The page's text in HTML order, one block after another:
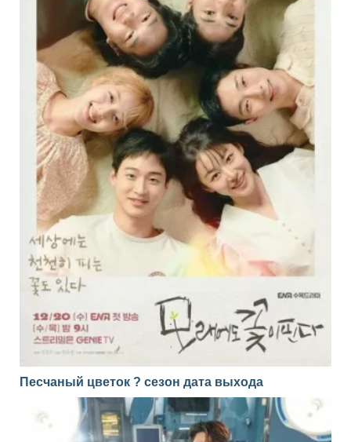
Песчаный цветок ? сезон дата выхода